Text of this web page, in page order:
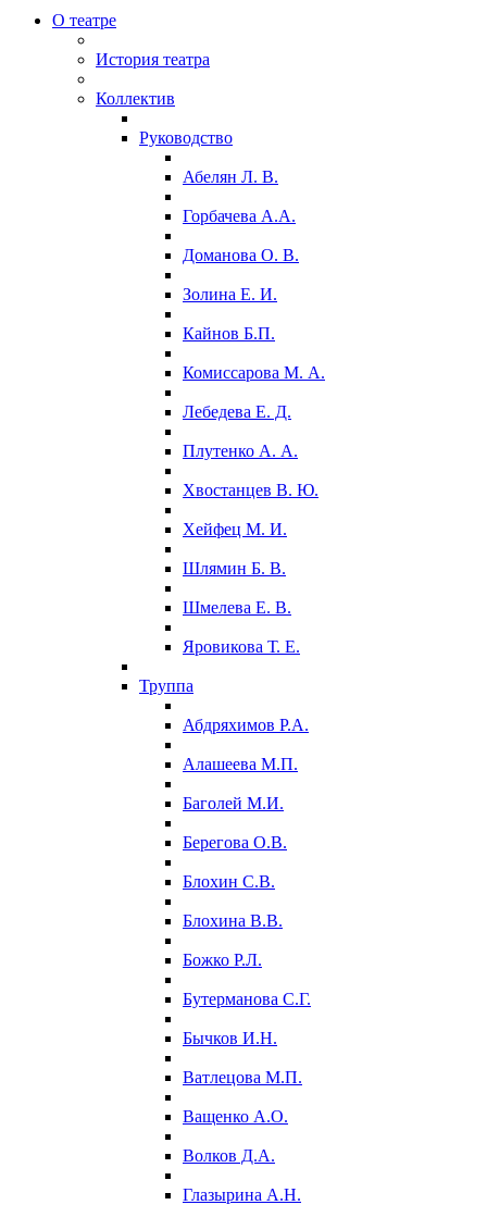
О театре
История театра
Коллектив
Руководство
Абелян Л. В.
Горбачева А.А.
Доманова О. В.
Золина Е. И.
Кайнов Б.П.
Комиссарова М. А.
Лебедева Е. Д.
Плутенко А. А.
Хвостанцев В. Ю.
Хейфец М. И.
Шлямин Б. В.
Шмелева Е. В.
Яровикова Т. Е.
Труппа
Абдряхимов Р.А.
Алашеева М.П.
Баголей М.И.
Берегова О.В.
Блохин С.В.
Блохина В.В.
Божко Р.Л.
Бутерманова С.Г.
Бычков И.Н.
Ватлецова М.П.
Ващенко А.О.
Волков Д.А.
Глазырина А.Н.